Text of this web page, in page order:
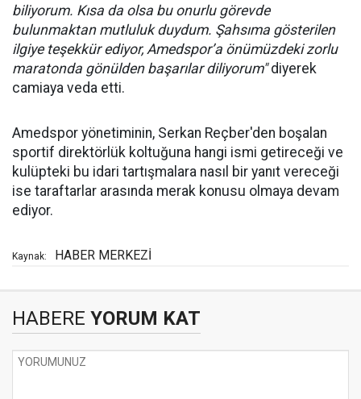
biliyorum. Kısa da olsa bu onurlu görevde
bulunmaktan mutluluk duydum. Şahsıma gösterilen
ilgiye teşekkür ediyor, Amedspor’a önümüzdeki zorlu
maratonda gönülden başarılar diliyorum"diyerek
camiaya veda etti.
Amedspor yönetiminin, Serkan Reçber'den boşalan
sportif direktörlük koltuğuna hangi ismi getireceği ve
kulüpteki bu idari tartışmalara nasıl bir yanıt vereceği
ise taraftarlar arasında merak konusu olmaya devam
ediyor.
Kaynak: HABER MERKEZİ
HABERE YORUM KAT